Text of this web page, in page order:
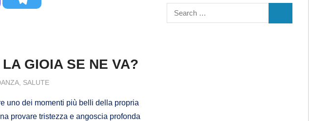
GIOIA SE NE VA?
, SALUTE
uno dei momenti più belli della propria
provare tristezza e angoscia profonda